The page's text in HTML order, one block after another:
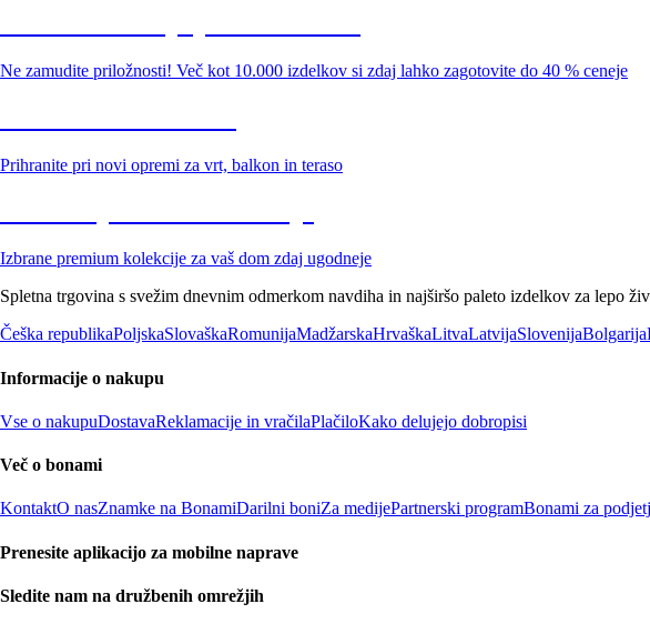
Ne zamudite priložnosti! Več kot 10.000 izdelkov si zdaj lahko zagotovite do 40 % ceneje
Prihranite pri novi opremi za vrt, balkon in teraso
Izbrane premium kolekcije za vaš dom zdaj ugodneje
Spletna trgovina s svežim dnevnim odmerkom navdiha in najširšo paleto izdelkov za lepo
Češka republikaPoljskaSlovaškaRomunijaMadžarskaHrvaškaLitvaLatvijaSlovenijaBolgarija
Informacije o nakupu
Vse o nakupuDostavaReklamacije in vračilaPlačiloKako delujejo dobropisi
Več o bonami
KontaktO nasZnamke na BonamiDarilni boniZa medijePartnerski programBonami za
Prenesite aplikacijo za mobilne naprave
Sledite nam na družbenih omrežjih